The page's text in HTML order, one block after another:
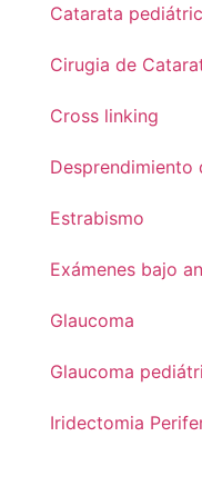
Catarata
Cirugia de
Cross linking
Desprendimiento
Estrabismo
Exámenes bajo
Glaucoma
Glaucoma
Iridectomia